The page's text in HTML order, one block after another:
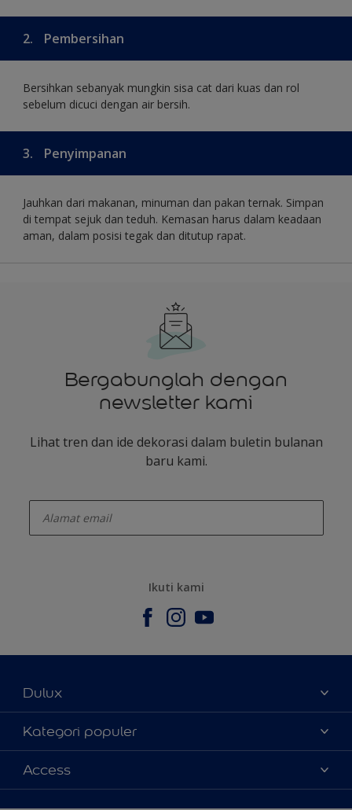
2. Pembersihan
Bersihkan sebanyak mungkin sisa cat dari kuas dan rol
sebelum dicuci dengan air bersih.
3. Penyimpanan
Jauhkan dari makanan, minuman dan pakan ternak. Simpan
di tempat sejuk dan teduh. Kemasan harus dalam keadaan
aman, dalam posisi tegak dan ditutup rapat.
Bergabunglah dengan
newsletter kami
Lihat tren dan ide dekorasi dalam buletin bulanan
baru kami.
Ikuti kami
Dulux
Tentang Kami
Contact us
Temukan toko
Kategori populer
Warna
Produk
Access